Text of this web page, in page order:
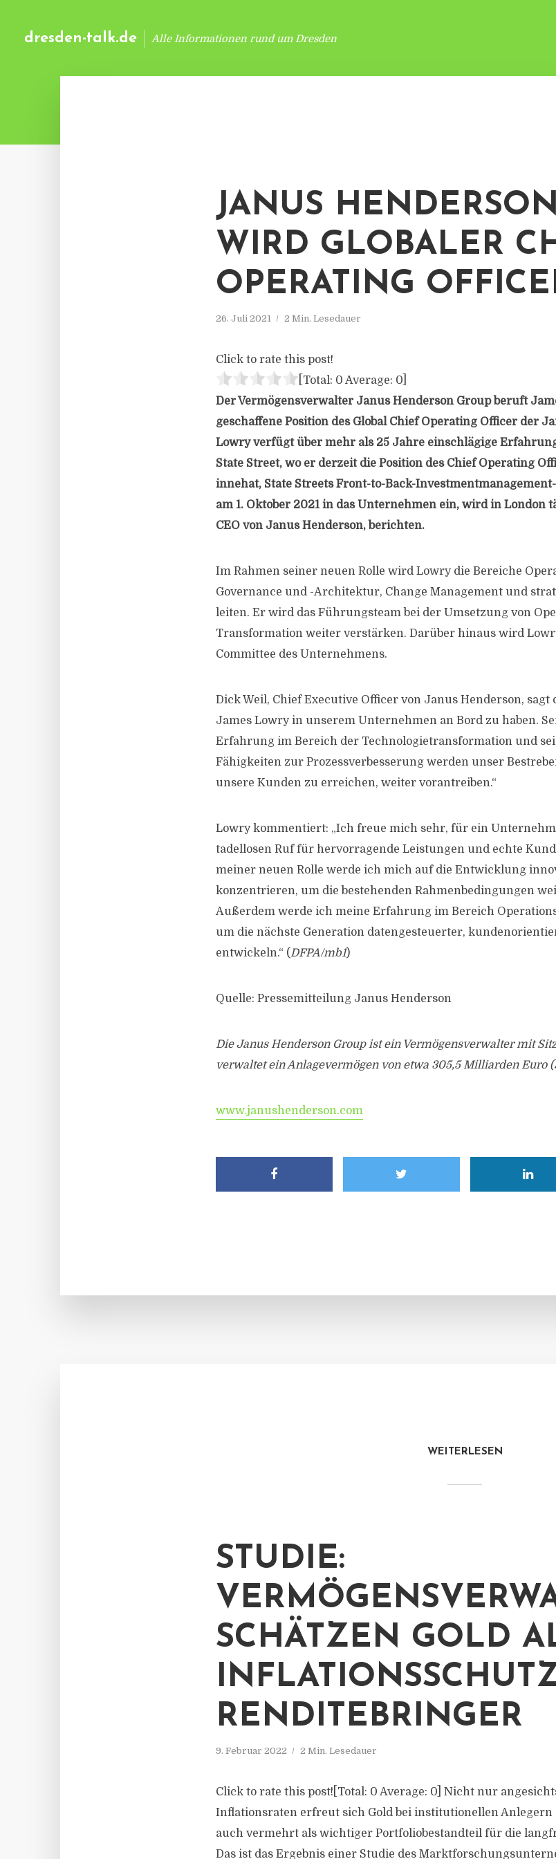
dresden-talk.de Alle Informationen rund um Dresden
JANUS
WIRD GLOBALER
OPERATING
26. Juli 2021 2 Min. Lesedauer
Click to rate this post!
[Total: 0 Average: 0
Der Vermögensverwalter Janus Henderson Group beruft
geschaffene Position des Global Chief Operating Officer der
Lowry verfügt über mehr als 25 Jahre einschlägige
State Street, wo er derzeit die Position des Chief Operating
innehat, State Streets Front-to-Back-
am 1. Oktober 2021 in das Unternehmen ein, wird in London
CEO von Janus Henderson, berichten.
Im Rahmen seiner neuen Rolle wird Lowry die Bereiche
Governance und -Architektur, Change Management und
leiten. Er wird das Führungsteam bei der Umsetzung von
Transformation weiter verstärken. Darüber hinaus wird
Committee des Unternehmens.
Dick Weil, Chief Executive Officer von Janus Henderson, sagt
James Lowry in unserem Unternehmen an Bord zu haben.
Erfahrung im Bereich der Technologietransformation und
Fähigkeiten zur Prozessverbesserung werden unser
unsere Kunden zu erreichen, weiter vorantreiben.“
Lowry kommentiert: „Ich freue mich sehr, für ein
tadellosen Ruf für hervorragende Leistungen und echte
meiner neuen Rolle werde ich mich auf die Entwicklung
konzentrieren, um die bestehenden Rahmenbedingungen
Außerdem werde ich meine Erfahrung im Bereich
um die nächste Generation datengesteuerter,
entwickeln.“ (DFPA/mb1)
Quelle: Pressemitteilung Janus Henderson
Die Janus Henderson Group ist ein Vermögensverwalter mit
verwaltet ein Anlagevermögen von etwa 305,5 Milliarden Euro
www.janushenderson.com
WEITERLESEN
STUDIE:
SCHÄTZEN GOLD
RENDITEBRINGER
9. Februar 2022 2 Min. Lesedauer
Click to rate this post![Total: 0 Average: 0] Nicht nur
Inflationsraten erfreut sich Gold bei institutionellen
auch vermehrt als wichtiger Portfoliobestandteil für die
Das ist das Ergebnis einer Studie des